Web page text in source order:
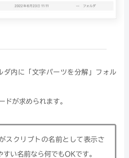
ダ内に「文字パーツを分解」フォル
が求められます。
スクリプトの名前として表示さ
い名前なら何でもOKです。